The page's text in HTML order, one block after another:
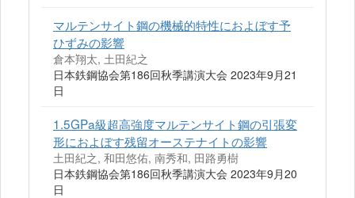
マルテンサイト鋼の機械的特性におよぼす予
ひずみの影響
倉本翔太, 土田紀之
日本鉄鋼協会第186回秋季講演大会 2023年9月21
日
1.5GPa級超高強度マルテンサイト鋼の引張変
形におよぼす残留オーステナイトの影響
土田紀之, 和田悠佑, 南秀和, 田路勇樹
日本鉄鋼協会第186回秋季講演大会 2023年9月20
日